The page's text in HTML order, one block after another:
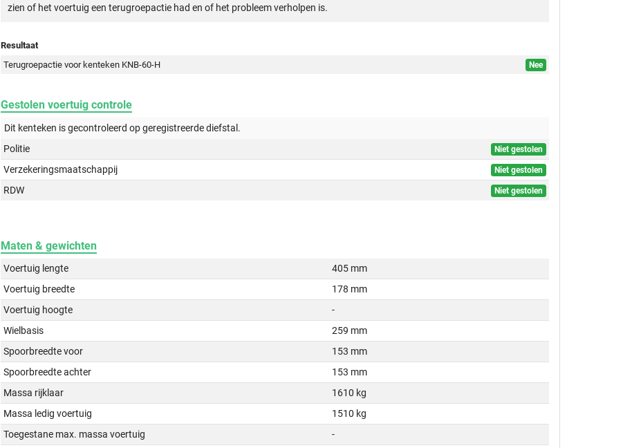
zien of het voertuig een terugroepactie had en of het probleem verholpen is.
Resultaat
Terugroepactie voor kenteken KNB-60-H
Nee
Gestolen voertuig controle
Dit kenteken is gecontroleerd opgeregistreerdediefstal.
Politie
Niet gestolen
Verzekeringsmaatschappij Niet gestolen
RDW Niet gestolen
Maten & gewichten
Voertuig lengte
405 mm
Voertuig breedte
178 mm
Voertuig hoogte
-
Wielbasis
259 mm
Spoorbreedte voor
153 mm
Spoorbreedte achter
153 mm
Massa rijklaar
1610 kg
Massa ledig voertuig
1510 kg
Toegestane max. massa voertuig
-